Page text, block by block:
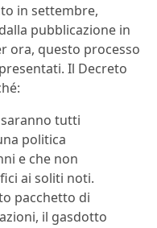
in settembre,
pubblicazione in
ora, questo processo
Il Decreto
tutti
politica
e che non
ai soliti noti.
pacchetto di
il gasdotto